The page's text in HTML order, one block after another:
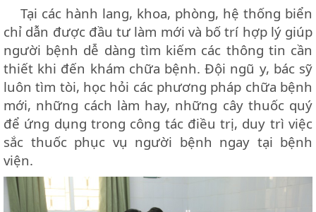
Tại các hành lang, khoa, phòng, hệ thống biển
chỉ dẫn được đầu tư làm mới và bố trí hợp lý giúp
người bệnh dễ dàng tìm kiếm các thông tin cần
thiết khi đến khám chữa bệnh. Đội ngũ y, bác sỹ
luôn tìm tòi, học hỏi các phương pháp chữa bệnh
mới, những cách làm hay, những cây thuốc quý
để ứng dụng trong công tác điều trị, duy trì việc
sắc thuốc phục vụ người bệnh ngay tại bệnh
viện.